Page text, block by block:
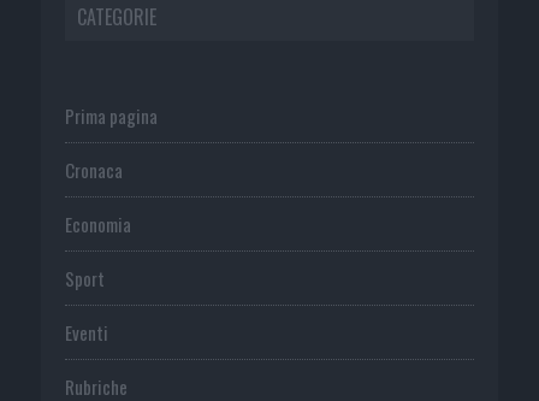
CATEGORIE
Prima pagina
Cronaca
Economia
Sport
Eventi
Rubriche